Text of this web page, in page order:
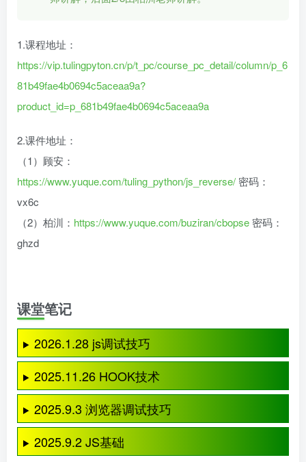
1.课程地址：
https://vip.tulingpyton.cn/p/t_pc/course_pc_detail/column/p_6
81b49fae4b0694c5aceaa9a?
product_id=p_681b49fae4b0694c5aceaa9a
2.课件地址：
（1）顾安：
https://www.yuque.com/tuling_python/js_reverse/ 密码：
vx6c
（2）柏汌： https://www.yuque.com/buziran/cbopse 密码：
ghzd
课堂笔记
2026.1.28 js调试技巧
2025.11.26 HOOK技术
2025.9.3 浏览器调试技巧
2025.9.2 JS基础